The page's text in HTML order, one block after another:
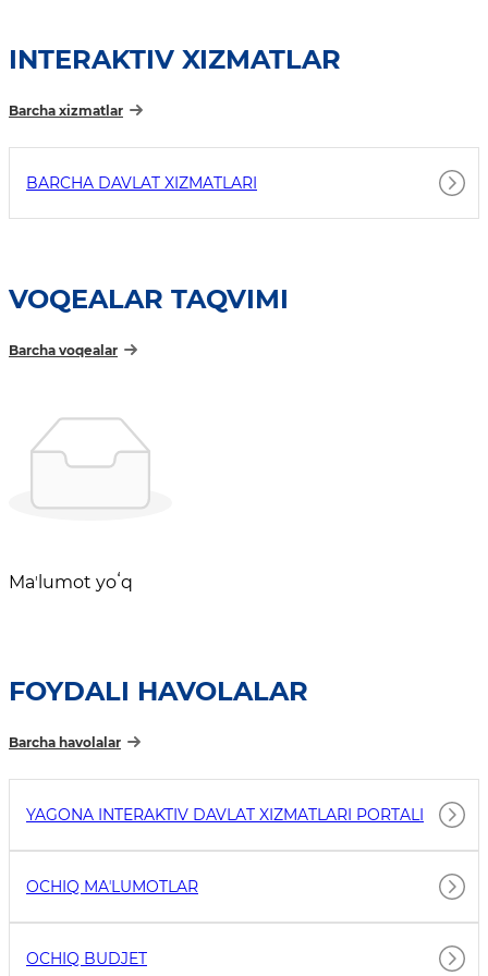
INTERAKTIV XIZMATLAR
Barcha xizmatlar
BARCHA DAVLAT XIZMATLARI
VOQEALAR TAQVIMI
Barcha voqealar
Maʼlumot yoʻq
FOYDALI HAVOLALAR
Barcha havolalar
YAGONA INTERAKTIV DAVLAT XIZMATLARI PORTALI
OCHIQ MAʼLUMOTLAR
OCHIQ BUDJET